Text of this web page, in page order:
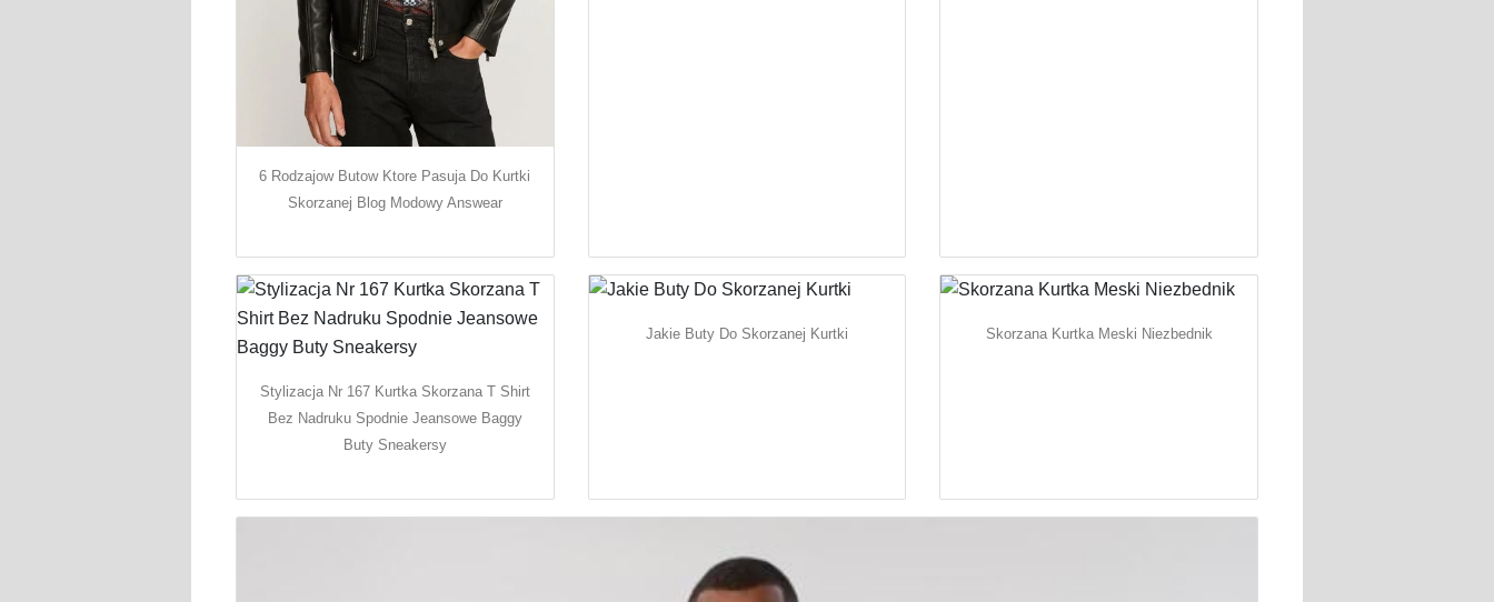
6 Rodzajow Butow Ktore Pasuja Do Kurtki
Skorzanej Blog Modowy Answear
Stylizacja Nr 167 Kurtka Skorzana T Shirt
Bez Nadruku Spodnie Jeansowe Baggy
Buty Sneakersy
Jakie Buty Do Skorzanej Kurtki Skorzana Kurtka Meski Niezbednik